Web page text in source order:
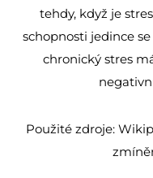
tehdy, když je
schopnosti jedince
chronický stres
Použité zdroje: